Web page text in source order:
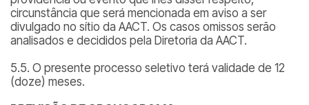
circunstância que será mencionada em aviso a ser
divulgado no sítio da AACT. Os casos omissos serão
analisados e decididos pela Diretoria da AACT.
5.5. O presente processo seletivo terá validade de 12
(doze) meses.